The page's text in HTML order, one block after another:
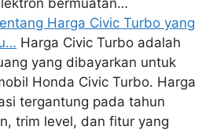
bermuatan…
Harga Civic Turbo yang
Harga Civic Turbo adalah
yang dibayarkan untuk
Honda Civic Turbo. Harga
tergantung pada tahun
trim level, dan fitur yang